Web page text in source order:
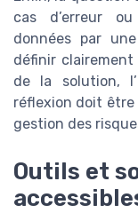
cas d’erreur
données par
définir clairement
de la solution,
réflexion doit
gestion des
Outils et